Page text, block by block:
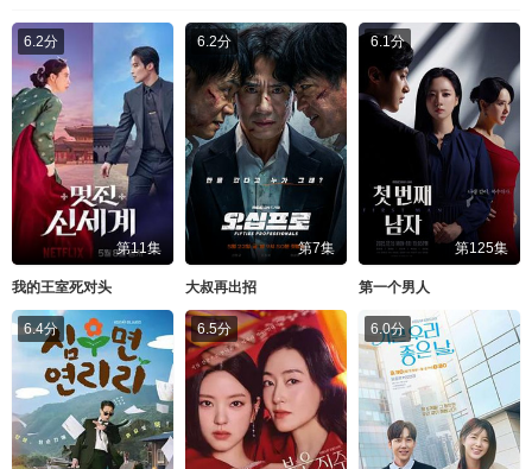
6.2分
第11集
我的王室死对头
6.2分
第7集
大叔再出招
6.1分
第125集
第一个男人
6.4分 6.5分 6.0分